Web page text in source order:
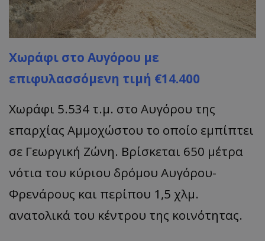
Χωράφι στο Αυγόρου με
επιφυλασσόμενη τιμή €14.400
Χωράφι 5.534 τ.μ. στο Αυγόρου της
επαρχίας Αμμοχώστου το οποίο εμπίπτει
σε Γεωργική Ζώνη. Βρίσκεται 650 μέτρα
νότια του κύριου δρόμου Αυγόρου-
Φρενάρους και περίπου 1,5 χλμ.
ανατολικά του κέντρου της κοινότητας.